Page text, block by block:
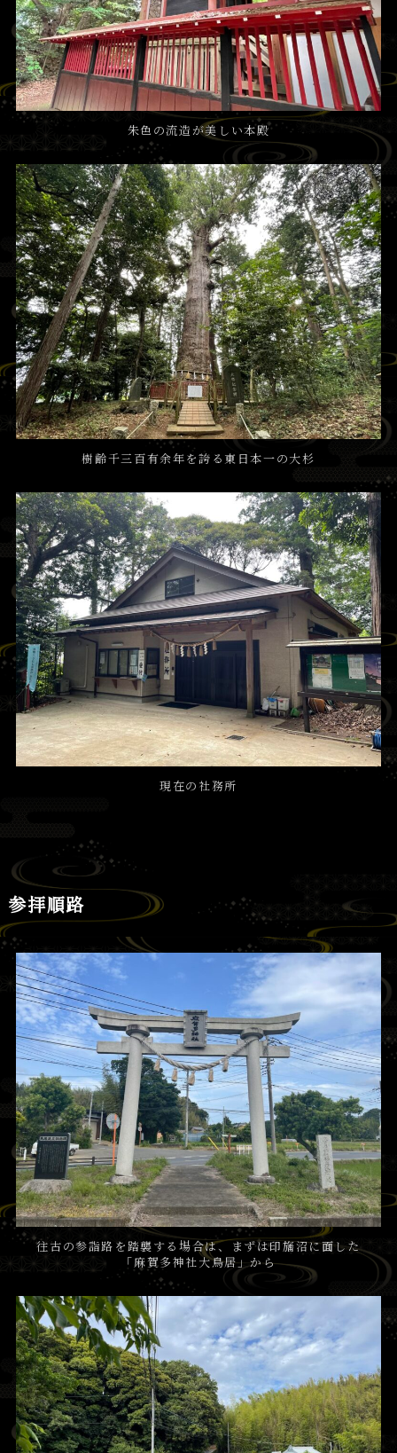
朱色の流造が美しい本殿
樹齢千三百有余年を誇る東日本一の大杉
現在の社務所
参拝順路
往古の参詣路を踏襲する場合は、まずは印旛沼に面した
「麻賀多神社大鳥居」から